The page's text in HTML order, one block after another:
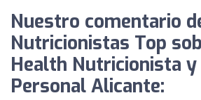
Nuestro comentario
Nutricionistas Top
Health Nutricionista
Personal Alicante: